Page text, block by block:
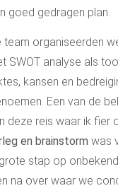
goed gedragen plan.
team organiseerden
SWOT analyse als
kansen en
Een van de
deze reis waar ik fier
en brainstorm was
stap op
na over waar we